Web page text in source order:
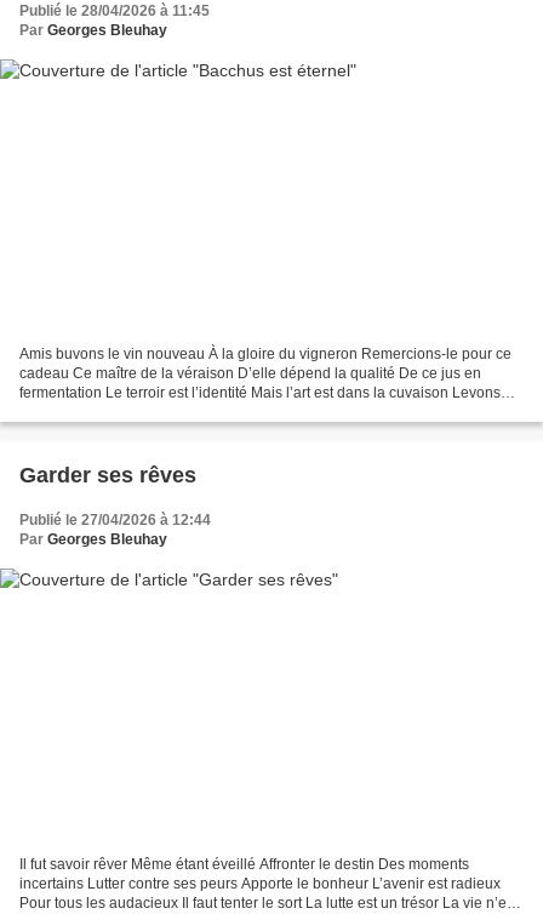
Publié le 28/04/2026 à 11:45
Par Georges Bleuhay
Amis buvons le vin nouveau À la gloire du vigneron Remercions-le pour ce
cadeau Ce maître de la véraison D’elle dépend la qualité De ce jus en
fermentation Le terroir est l’identité Mais l’art est dans la cuvaison Levons
Garder ses rêves
Publié le 27/04/2026 à 12:44
Par Georges Bleuhay
Il fut savoir rêver Même étant éveillé Affronter le destin Des moments
incertains Lutter contre ses peurs Apporte le bonheur L’avenir est radieux
Pour tous les audacieux Il faut tenter le sort La lutte est un trésor La vie n’est